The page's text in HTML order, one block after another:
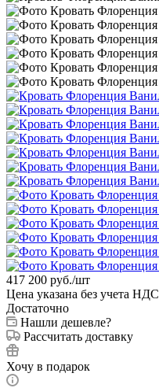
417 200 руб./шт
Цена указана без учета НДС
Достаточно
Нашли дешевле?
Рассчитать доставку
Хочу в подарок